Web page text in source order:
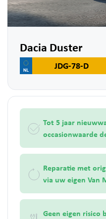
Dacia Duster
JDG-78-D
Tot 5 jaar
occasionwaarde
Reparatie met
via uw eigen Van
Geen eigen risico